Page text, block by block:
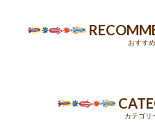
おすす
カテゴリ